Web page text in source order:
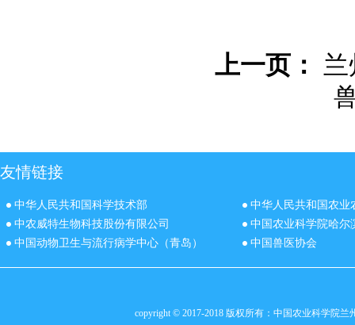
上一页：
友情链接
中华人民共和国科学技术部
中华人民共和国农业
中农威特生物科技股份有限公司
中国农业科学院哈尔
中国动物卫生与流行病学中心（青岛）
中国兽医协会
copyright © 2017-2018 版权所有：中国农业科学院